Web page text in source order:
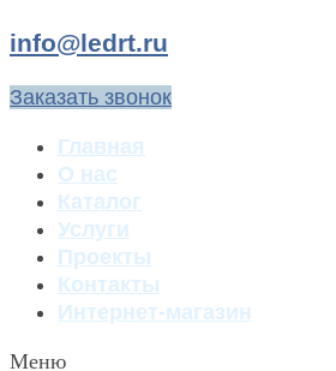
info@ledrt.ru
Заказать звонок
Главная
О нас
Каталог
Услуги
Проекты
Контакты
Интернет-магазин
Меню